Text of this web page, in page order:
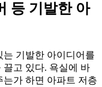
등 기발한 아
기발한 아이디어를
고 있다. 욕실에 바
가 하면 아파트 저층